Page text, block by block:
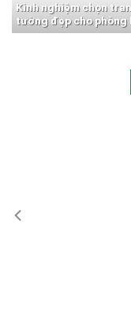
Kinh nghiệm chọn
tường đẹp cho phòng